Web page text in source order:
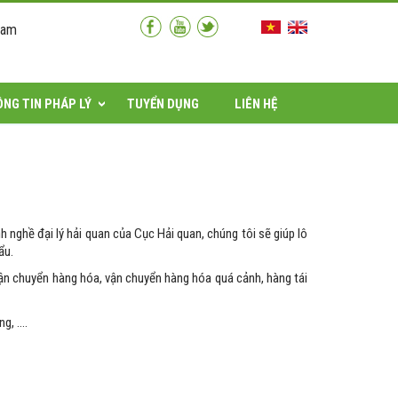
TIN PHÁP LÝ TUYỂN DỤNG LIÊN HỆ
đại lý hải quan của Cục Hải quan, chúng tôi sẽ giúp lô
hàng hóa, vận chuyển hàng hóa quá cảnh, hàng tái
....